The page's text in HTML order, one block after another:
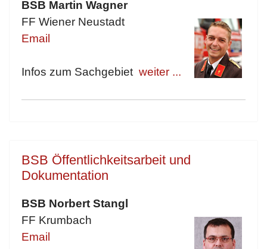
BSB Martin Wagner
FF Wiener Neustadt
Email
Infos zum Sachgebiet weiter ...
BSB Öffentlichkeitsarbeit und
Dokumentation
BSB Norbert Stangl
FF Krumbach
Email